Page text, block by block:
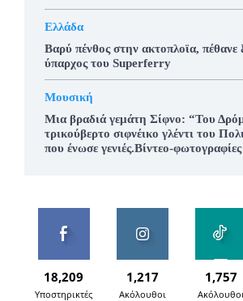
Ελλάδα
Βαρύ πένθος στην ακτοπλοϊα, πέθανε
ύπαρχος του Superferry
Μουσική
Μια βραδιά γεμάτη Σίφνο: “Του
τρικούβερτο σιφνέικο γλέντι του
που ένωσε γενιές.Βίντεο-φωτογραφίες
18,209
Υποστηρικτές
1,217
Ακόλουθοι
1,757
Ακόλουθοι